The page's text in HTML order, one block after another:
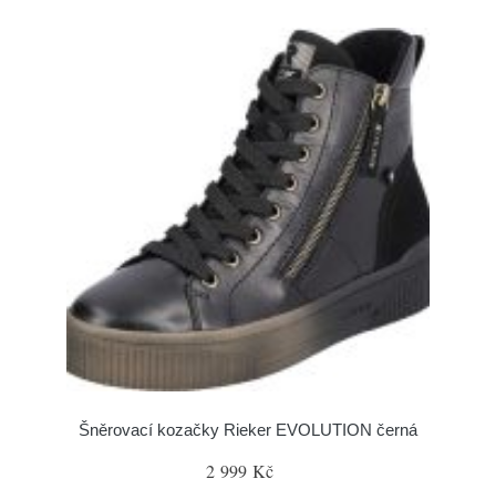
Šněrovací kozačky Rieker EVOLUTION černá
2 999 Kč